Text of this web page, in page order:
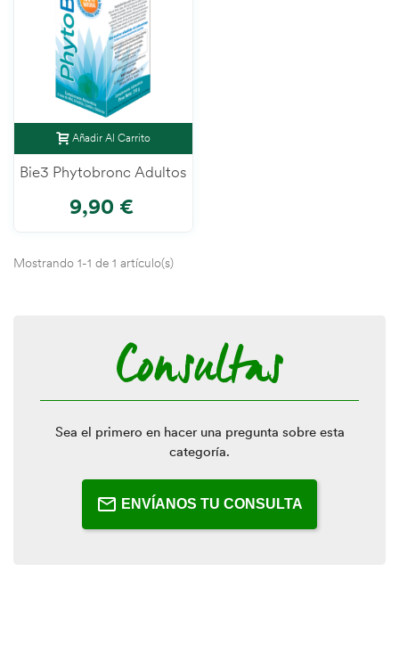
Añadir Al Carrito
Bie3 Phytobronc Adultos
9,90 €
Mostrando 1-1 de 1 artículo(s)
Consultas
Sea el primero en hacer una pregunta sobre esta
categoría.
ENVÍANOS TU CONSULTA